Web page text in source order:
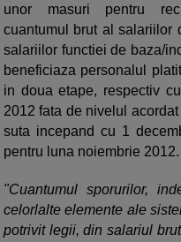
unor masuri pentru
cuantumul brut al salariilor
salariilor functiei de baza/
beneficiaza personalul
in doua etape, respectiv
2012 fata de nivelul acordat
suta incepand cu 1
pentru luna noiembrie 2012.
"Cuantumul sporurilor,
celorlalte elemente ale
potrivit legii, din salariul